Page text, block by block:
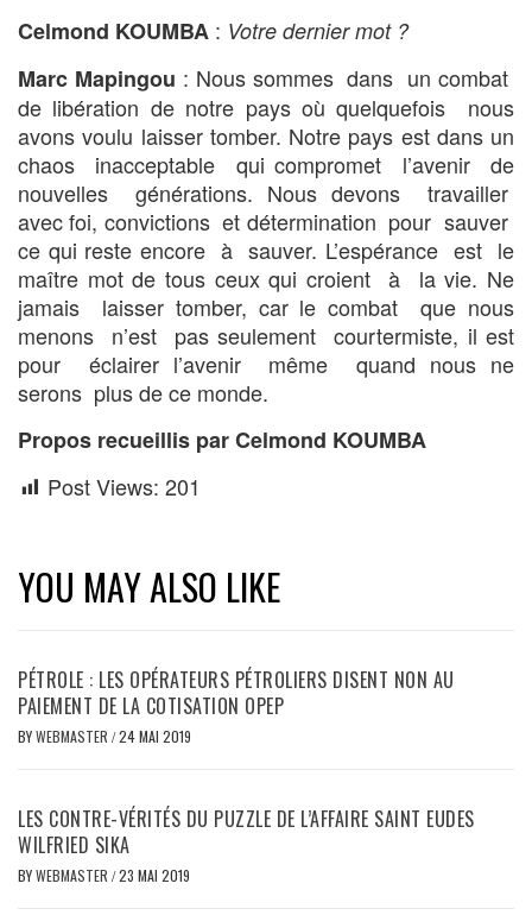
Celmond KOUMBA : Votre dernier mot ?
Marc Mapingou : Nous sommes dans un combat
de libération de notre pays où quelquefois nous
avons voulu laisser tomber. Notre pays est dans un
chaos inacceptable qui compromet l’avenir de
nouvelles générations. Nous devons travailler
avec foi, convictions et détermination pour sauver
ce qui reste encore à sauver. L’espérance est le
maître mot de tous ceux qui croient à la vie. Ne
jamais laisser tomber, car le combat que nous
menons n’est pas seulement courtermiste, il est
pour éclairer l’avenir même quand nous ne
serons plus de ce monde.
Propos recueillis par Celmond KOUMBA
Post Views: 201
YOU MAY ALSO LIKE
PÉTROLE : LES OPÉRATEURS PÉTROLIERS DISENT NON AU
PAIEMENT DE LA COTISATION OPEP
BYWEBMASTER /24 MAI 2019
LES CONTRE-VÉRITÉS DU PUZZLE DE L’AFFAIRE SAINT EUDES
WILFRIED SIKA
BYWEBMASTER /23 MAI 2019